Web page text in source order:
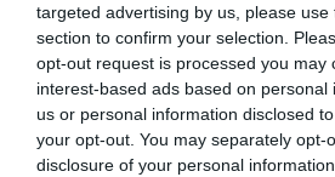
targeted advertising by us, please
section to confirm your selection.
opt-out request is processed you may
interest-based ads based on personal
us or personal information disclosed
your opt-out. You may separately opt-
disclosure of your personal
Készen állsz?